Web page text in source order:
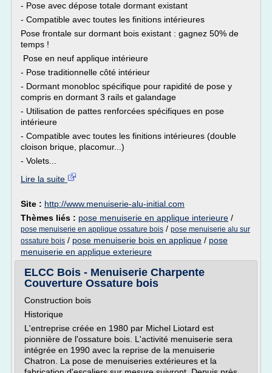
- Pose avec dépose totale dormant existant
- Compatible avec toutes les finitions intérieures
Pose frontale sur dormant bois existant : gagnez 50% de
temps !
Pose en neuf applique intérieure
- Pose traditionnelle côté intérieur
- Dormant monobloc spécifique pour rapidité de pose y
compris en dormant 3 rails et galandage
- Utilisation de pattes renforcées spécifiques en pose
intérieure
- Compatible avec toutes les finitions intérieures (double
cloison brique, placomur...)
- Volets...
Lire la suite
Site : http://www.menuiserie-alu-initial.com
Thèmes liés : pose menuiserie en applique interieure /
pose menuiserie en applique ossature bois / pose menuiserie alu sur
ossature bois / pose menuiserie bois en applique / pose
menuiserie en applique exterieure
ELCC Bois - Menuiserie Charpente
Couverture Ossature bois
Construction bois
Historique
L'entreprise créée en 1980 par Michel Liotard est
pionnière de l'ossature bois. L'activité menuiserie sera
intégrée en 1990 avec la reprise de la menuiserie
Chatron. La pose de menuiseries extérieures et la